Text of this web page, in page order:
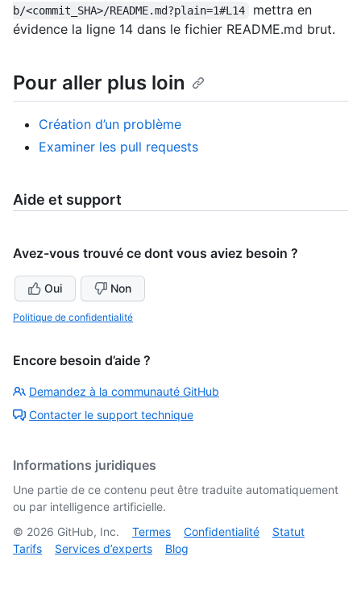
b/<commit_SHA>/README.md?plain=1#L14
mettra en
évidence la ligne 14 dans le fichier README.md brut.
Pour aller plus loin
Création d’un problème
Examiner les pull requests
Aide et support
Avez-vous trouvé ce dont vous aviez besoin ?
Oui Non
Politique de confidentialité
Encore besoin d’aide ?
Demandez à la communauté GitHub
Contacter le support technique
Informations juridiques
Une partie de ce contenu peut être traduite automatiquement
ou par intelligence artificielle.
© 2026 GitHub, Inc. Termes Confidentialité
Statut
Tarifs
Services d’experts Blog